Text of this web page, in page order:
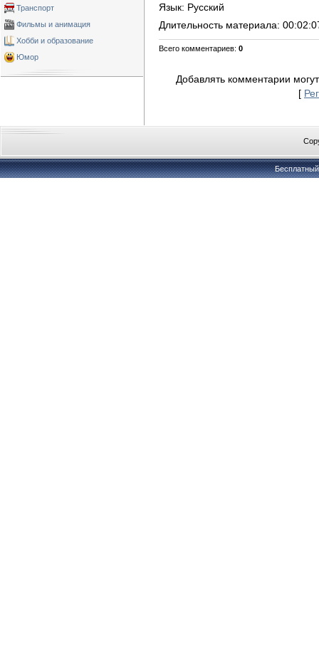
Транспорт
Фильмы и анимация
Хобби и образование
Юмор
Язык: Русский
Длительность материала:
Всего комментариев: 0
Добавлять комментарии
[